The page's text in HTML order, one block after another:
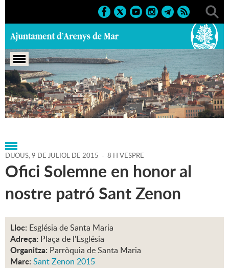
Portada > Agenda > 09-07-
2015 > Marcs > Culturals > 2015 > Sant Zenon 2015
DIJOUS,9 DE JULIOL DE 2015 - 8 H VESPRE
Ofici Solemne en honor al
nostre patró Sant Zenon
Lloc: Església de Santa Maria
Adreça: Plaça de l'Església
Organitza: Parròquia de Santa Maria
Marc: Sant Zenon 2015